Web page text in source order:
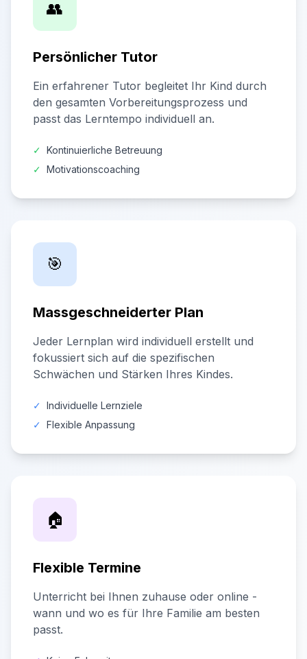
👥
Persönlicher Tutor
Ein erfahrener Tutor begleitet Ihr Kind durch
den gesamten Vorbereitungsprozess und
passt das Lerntempo individuell an.
✓ Kontinuierliche Betreuung
✓ Motivationscoaching
🎯
Massgeschneiderter Plan
Jeder Lernplan wird individuell erstellt und
fokussiert sich auf die spezifischen
Schwächen und Stärken Ihres Kindes.
✓ Individuelle Lernziele
✓ Flexible Anpassung
🏠
Flexible Termine
Unterricht bei Ihnen zuhause oder online -
wann und wo es für Ihre Familie am besten
passt.